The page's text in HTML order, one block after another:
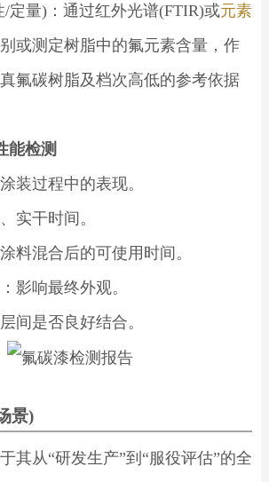
定量)：通过红外光谱(FTIR)或元素
或测定树脂中的氟元素含量，作
氟碳树脂及档次高低的参考依据
能检测
装过程中的表现。
实干时间。
料混合后的可使用时间。
：影响最终外观。
间是否良好结合。
景)
其从“研发生产”到“服役评估”的全